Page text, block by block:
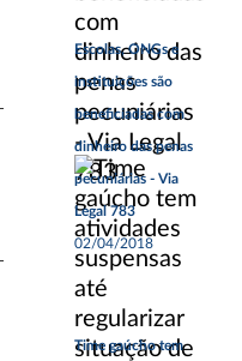
Escolas, ONGs e
instituições são
beneficiadas com
dinheiro das penas
pecuniárias - Via
Legal 783
02/04/2018
Time gaúcho tem